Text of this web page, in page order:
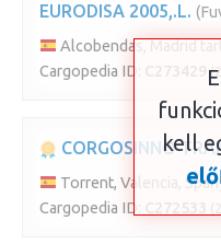
EURODISA 2005,.L.
Alcobendas, Madrid
Cargopedia ID:
CORGOSINNO
Torrent, Valencia,
Cargopedia ID:
kell